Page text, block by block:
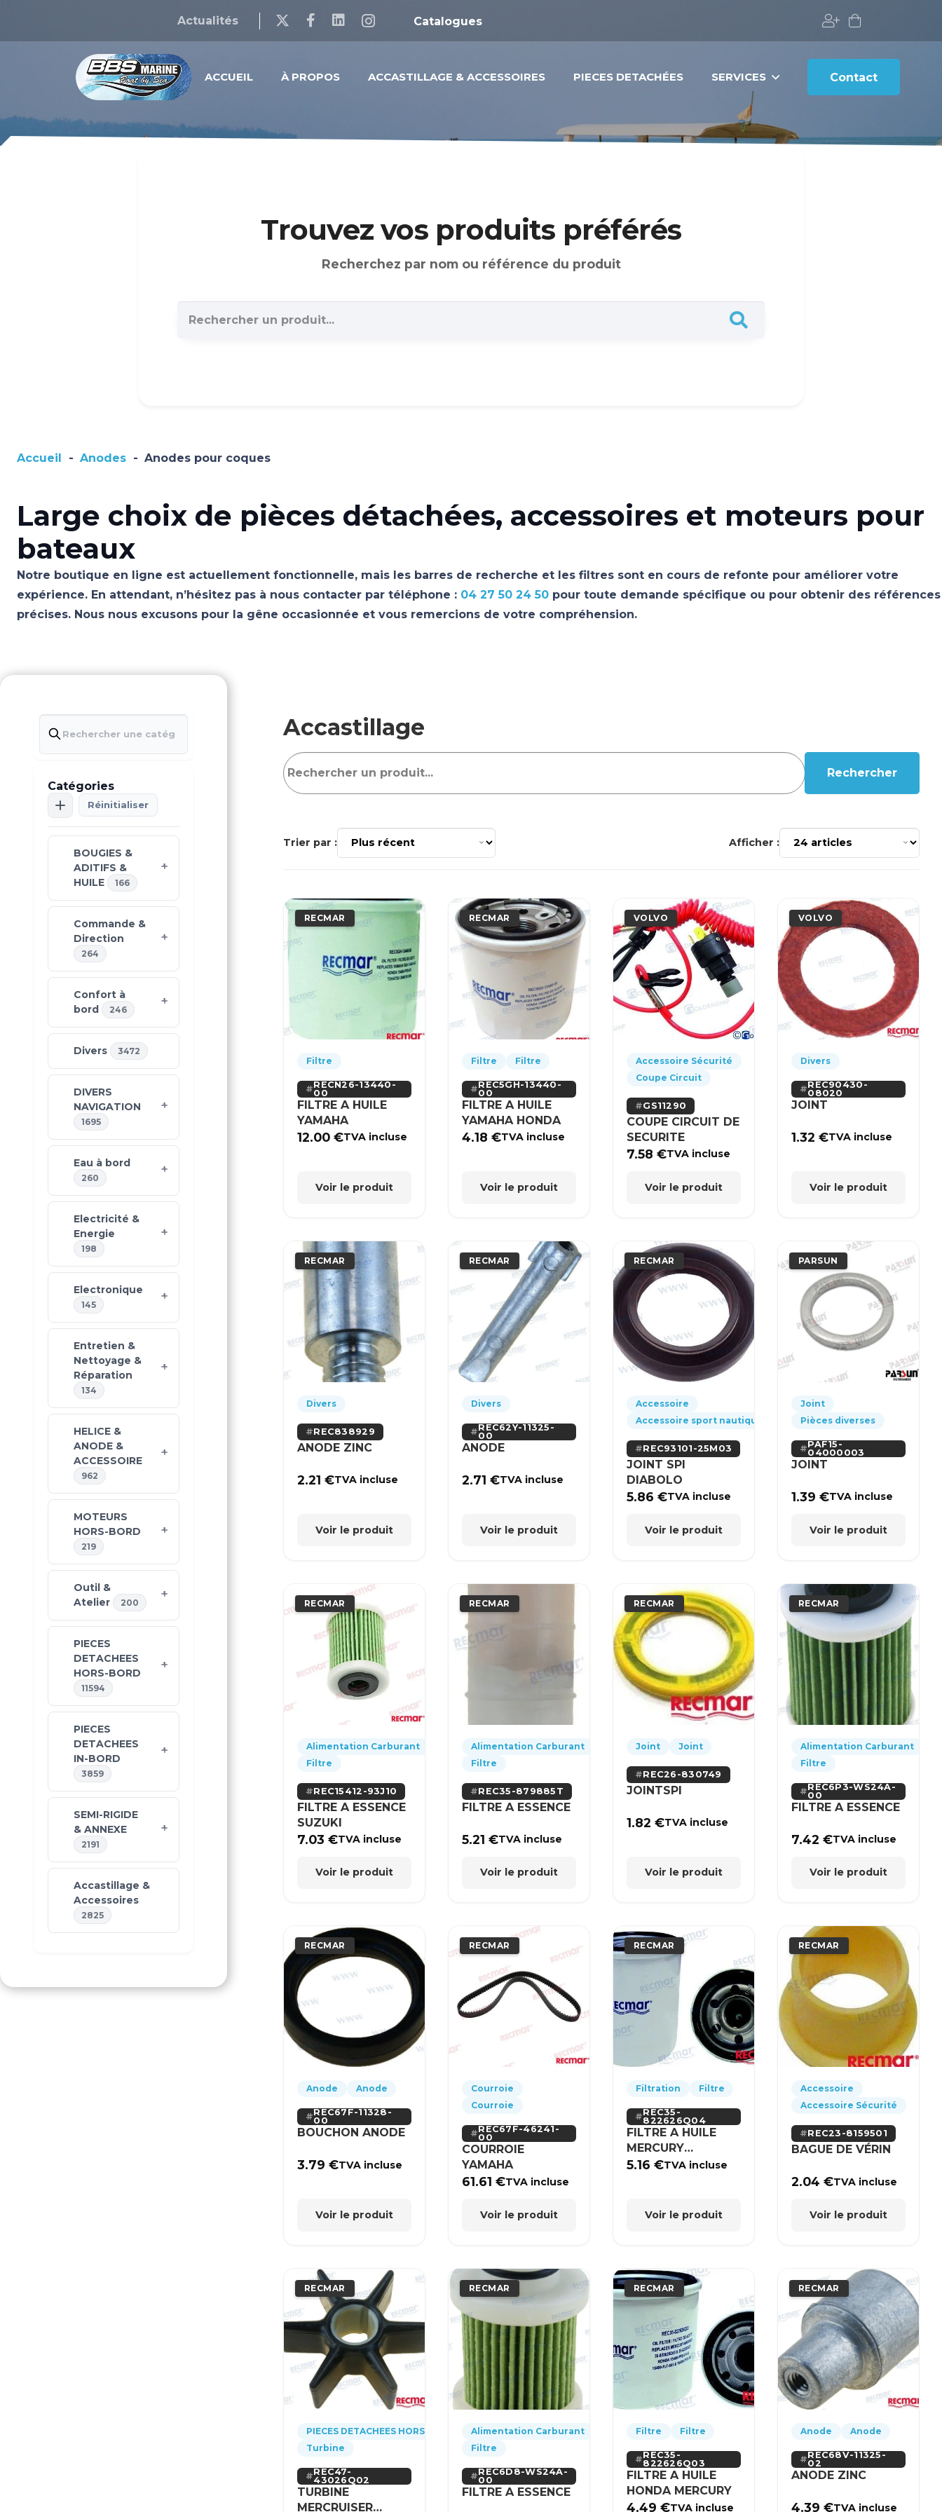
Actualités Catalogues
ACCUEIL À PROPOS ACCASTILLAGE & ACCESSOIRES PIECES DETACHÉES SERVICES Contact
Trouvez vos produits préférés
Recherchez par nom ou référence du produit
Accueil - Anodes - Anodes pour coques
Large choix de pièces détachées, accessoires et moteurs pour
bateaux
Notre boutique en ligne est actuellement fonctionnelle, mais les barres de recherche et les filtres sont en cours de refonte pour améliorer votre
expérience. En attendant, n’hésitez pas à nous contacter par téléphone : 04 27 50 24 50 pour toute demande spécifique ou pour obtenir des références
précises. Nous nous excusons pour la gêne occasionnée et vous remercions de votre compréhension.
Catégories
Réinitialiser
BOUGIES &
ADITIFS &
HUILE
166
Commande &
Direction
264
Confort à
bord
246
Divers 3472
DIVERS
NAVIGATION
1695
Eau à bord
260
Electricité &
Energie
198
Electronique
145
Entretien &
Nettoyage &
Réparation
134
HELICE &
ANODE &
ACCESSOIRE
962
MOTEURS
HORS-BORD
219
Outil &
Atelier
200
PIECES
DETACHEES
HORS-BORD
11594
PIECES
DETACHEES
IN-BORD
3859
SEMI-RIGIDE
& ANNEXE
2191
Accastillage &
Accessoires
2825
Accastillage
Rechercher
Trier par : Afficher :
RECMAR
Filtre
RECN26-13440-
00
FILTRE A HUILE
YAMAHA
12.00€TVA incluse
Voir le produit
RECMAR
Filtre Filtre
REC5GH-13440-
00
FILTRE A HUILE
YAMAHA HONDA
4.18€TVA incluse
Voir le produit
VOLVO
Accessoire Sécurité
Coupe Circuit
GS11290
COUPE CIRCUIT DE
SECURITE
7.58€TVA incluse
Voir le produit
VOLVO
Divers
REC90430-
08020
JOINT
1.32€TVA incluse
Voir le produit
RECMAR
Divers
REC838929
ANODE ZINC
2.21€TVA incluse
Voir le produit
RECMAR
Divers
REC62Y-11325-
00
ANODE
2.71€TVA incluse
Voir le produit
RECMAR
Accessoire
Accessoire sport nautique
REC93101-25M03
JOINT SPI
DIABOLO
5.86€TVA incluse
Voir le produit
PARSUN
Joint
Pièces diverses
PAF15-
04000003
JOINT
1.39€TVA incluse
Voir le produit
RECMAR
Alimentation Carburant
Filtre
REC15412-93J10
FILTRE A ESSENCE
SUZUKI
7.03€TVA incluse
Voir le produit
RECMAR
Alimentation Carburant
Filtre
REC35-879885T
FILTRE A ESSENCE
5.21€TVA incluse
Voir le produit
RECMAR
Joint Joint
REC26-830749
JOINTSPI
1.82€TVA incluse
Voir le produit
RECMAR
Alimentation Carburant
Filtre
REC6P3-WS24A-
00
FILTRE A ESSENCE
7.42€TVA incluse
Voir le produit
RECMAR
Anode Anode
REC67F-11328-
00
BOUCHON ANODE
3.79€TVA incluse
Voir le produit
RECMAR
Courroie
Courroie
REC67F-46241-
00
COURROIE
YAMAHA
61.61€TVA incluse
Voir le produit
RECMAR
Filtration Filtre
REC35-
822626Q04
FILTRE A HUILE
MERCURY
MERCRUISER
5.16€TVA incluse
Voir le produit
RECMAR
Accessoire
Accessoire Sécurité
REC23-8159501
BAGUE DE VÉRIN
2.04€TVA incluse
Voir le produit
RECMAR
PIECES DETACHEES HORS-BORD
Turbine
REC47-
43026Q02
TURBINE
MERCRUISER
RECMAR
Alimentation Carburant
Filtre
REC6D8-WS24A-
00
FILTRE A ESSENCE
RECMAR
Filtre Filtre
REC35-
822626Q03
FILTRE A HUILE
HONDA MERCURY
4.49€TVA incluse
RECMAR
Anode Anode
REC68V-11325-
02
ANODE ZINC
4.39€TVA incluse